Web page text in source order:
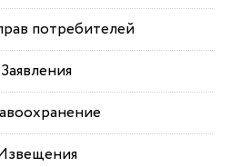
потребителей
Заявления